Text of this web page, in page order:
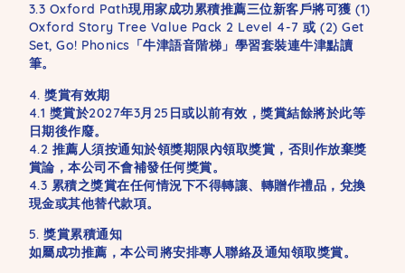
3.3 Oxford Path現用家成功累積推薦三位新客戶將可獲 (1)
Oxford Story Tree Value Pack 2 Level 4-7 或 (2) Get
Set, Go! Phonics「牛津語音階梯」學習套裝連牛津點讀
筆。
4. 獎賞有效期
4.1 獎賞於2027年3月25日或以前有效，獎賞結餘將於此等
日期後作廢。
4.2 推薦人須按通知於領獎期限內領取獎賞，否則作放棄獎
賞論，本公司不會補發任何獎賞。
4.3 累積之獎賞在任何情況下不得轉讓、轉贈作禮品，兌換
現金或其他替代款項。
5. 獎賞累積通知
如屬成功推薦，本公司將安排專人聯絡及通知領取獎賞。